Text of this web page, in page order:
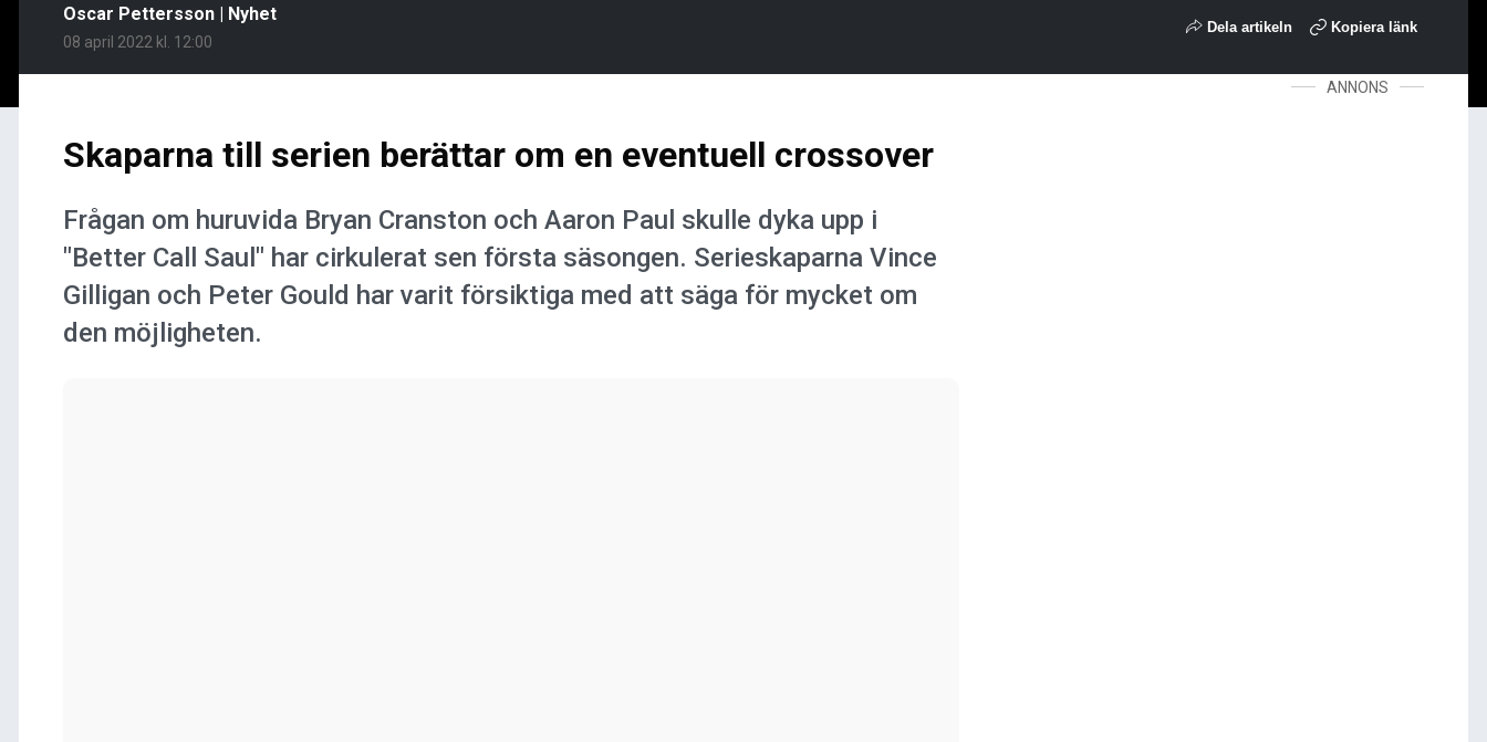
Oscar Pettersson | Nyhet
08 april 2022 kl. 12:00
Dela artikeln Kopiera länk
Skaparna till serien berättar om en eventuell crossover
Frågan om huruvida Bryan Cranston och Aaron Paul skulle dyka upp i
"Better Call Saul" har cirkulerat sen första säsongen. Serieskaparna Vince
Gilligan och Peter Gould har varit försiktiga med att säga för mycket om
den möjligheten.
ANNONS